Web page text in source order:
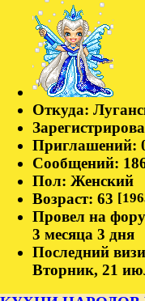
Откуда:
Приглашений:
Сообщений:
Пол: Женский
Возраст: 63
Провел на
3 месяца 3 дня
Последний
Вторник, 21